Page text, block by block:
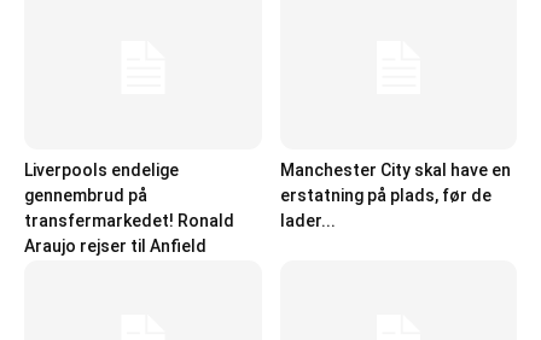
Liverpools endelige
gennembrud på
transfermarkedet! Ronald
Araujo rejser til Anfield
Manchester City skal have en
erstatning på plads, før de
lader...